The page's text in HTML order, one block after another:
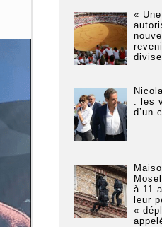
«
: les
d’un
à 11
leur
«